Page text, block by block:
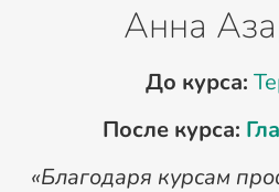
Анна
До курса:
После курса:
«Благодаря курсам